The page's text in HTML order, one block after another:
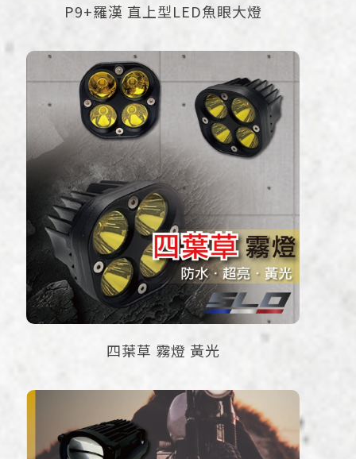
P9+羅漢 直上型LED魚眼大燈
四葉草 霧燈 黃光